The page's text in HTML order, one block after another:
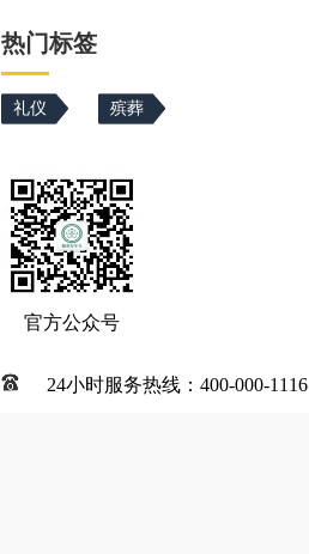
热门标签
礼仪 殡葬
官方公众号
24小时服务热线：400-000-1116